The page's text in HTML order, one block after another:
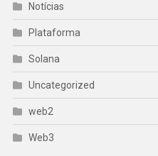
Notícias
Plataforma
Solana
Uncategorized
web2
Web3